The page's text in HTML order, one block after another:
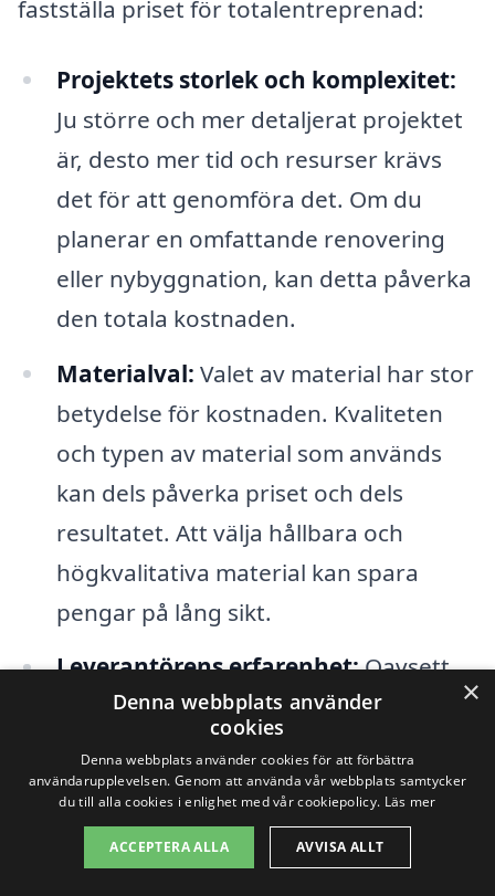
fastställa priset för totalentreprenad:
Projektets storlek och komplexitet:
Ju större och mer detaljerat projektet
är, desto mer tid och resurser krävs
det för att genomföra det. Om du
planerar en omfattande renovering
eller nybyggnation, kan detta påverka
den totala kostnaden.
Materialval: Valet av material har stor
betydelse för kostnaden. Kvaliteten
och typen av material som används
kan dels påverka priset och dels
resultatet. Att välja hållbara och
högkvalitativa material kan spara
pengar på lång sikt.
Leverantörens erfarenhet:Oavsett
om du söker en lokal entreprenör eller
erfarenhet och expertis en stor roll.
Firmor med fler referenser och högre
kompetens kan begära högre priser,
×
Denna webbplats använder
cookies
Denna webbplats använder cookies för att förbättra
användarupplevelsen. Genom att använda vår webbplats samtycker
du till alla cookies i enlighet med vår cookiepolicy. Läs mer
ACCEPTERA ALLA AVVISA ALLT